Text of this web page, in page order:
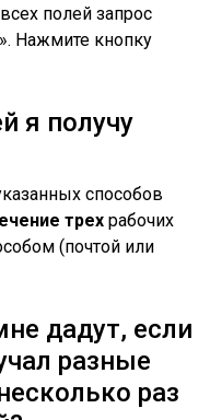
полей запрос
Нажмите кнопку
я получу
способов
трех рабочих
(почтой или
дадут, если
разные
раз